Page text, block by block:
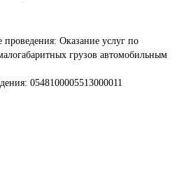
проведения: Оказание услуг по
грузов автомобильным
0548100005513000011